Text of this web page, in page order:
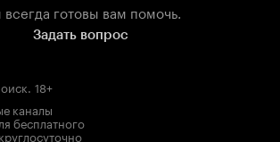
готовы вам помочь.
Задать вопрос
. 18+
каналы
бесплатного